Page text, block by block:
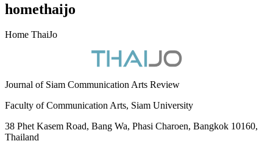
homethaijo
Home ThaiJo
Journal of Siam Communication Arts Review
Faculty of Communication Arts, Siam University
38 Phet Kasem Road, Bang Wa, Phasi Charoen, Bangkok 10160,
Thailand